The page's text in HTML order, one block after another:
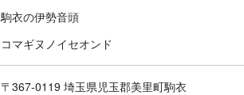
駒衣の伊勢音頭
コマギヌノイセオンド
〒367-0119 埼玉県児玉郡美里町駒衣